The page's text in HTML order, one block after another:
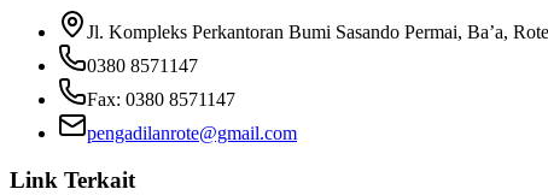
Jl. Kompleks Perkantoran Bumi Sasando Permai, Ba’a,
0380 8571147
Fax: 0380 8571147
pengadilanrote@gmail.com
Link Terkait